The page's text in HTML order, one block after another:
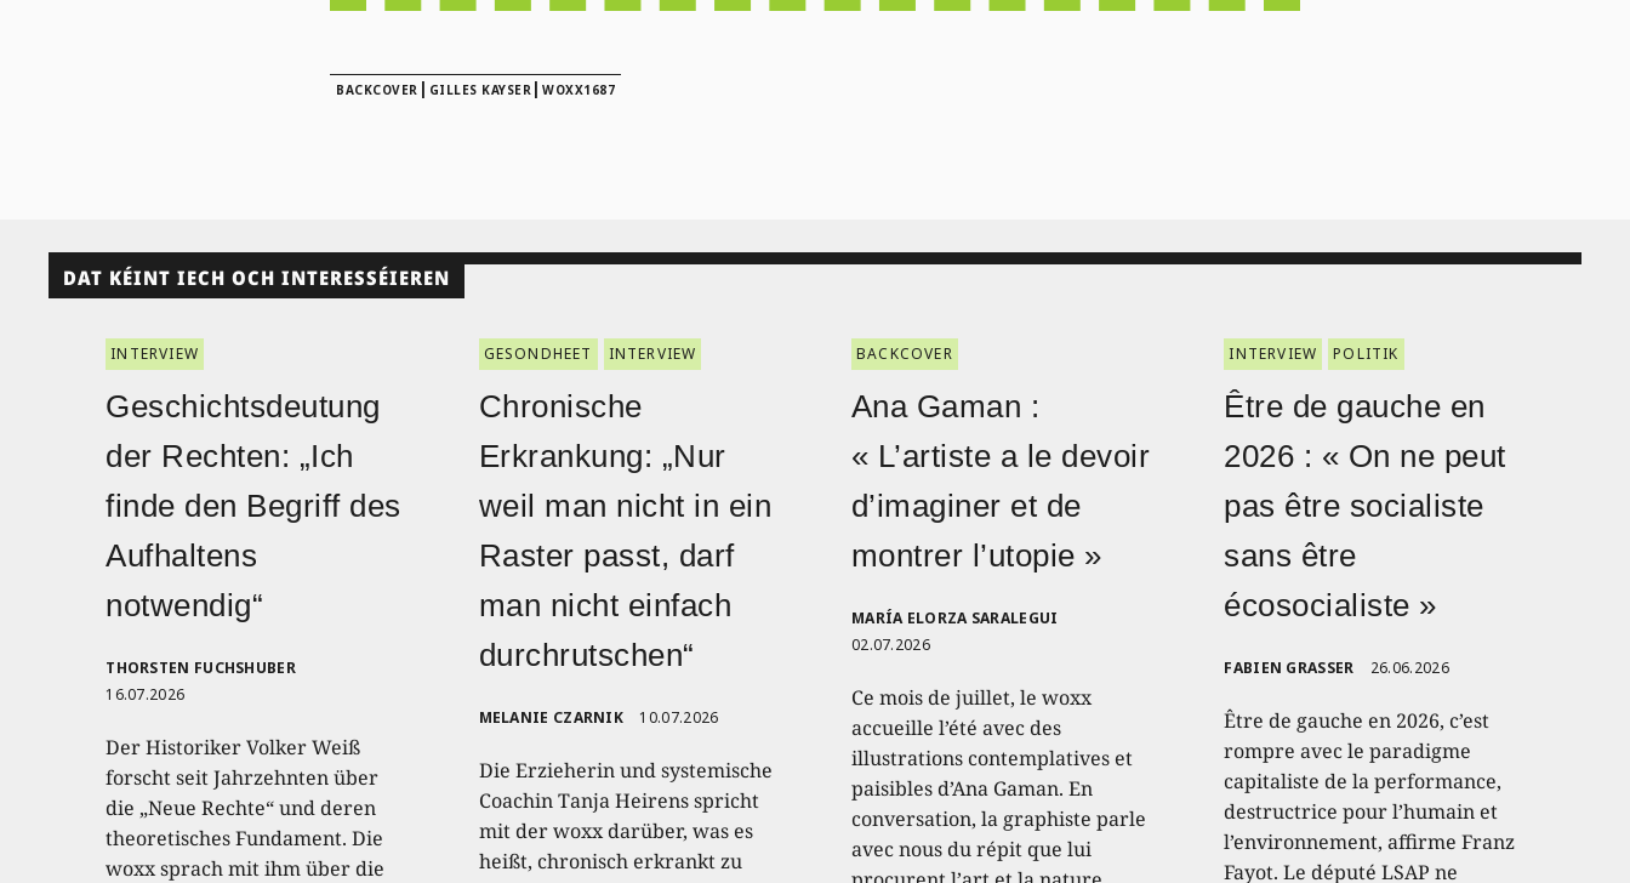
BACKCOVER | GILLES KAYSER | WOXX1687
DAT KÉINT IECH OCH INTERESSÉIEREN
INTERVIEW
Geschichtsdeutung
der Rechten: „Ich
finde den Begriff des
Aufhaltens
notwendig“
THORSTEN FUCHSHUBER
16.07.2026
Der Historiker Volker Weiß
forscht seit Jahrzehnten über
die „Neue Rechte“ und deren
theoretisches Fundament. Die
woxx sprach mit ihm über die
GESONDHEET INTERVIEW
Chronische
Erkrankung: „Nur
weil man nicht in ein
Raster passt, darf
man nicht einfach
durchrutschen“
MELANIE CZARNIK 10.07.2026
Die Erzieherin und systemische
Coachin Tanja Heirens spricht
mit der woxx darüber, was es
heißt, chronisch erkrankt zu
BACKCOVER
Ana Gaman :
« L’artiste a le devoir
d’imaginer et de
montrer l’utopie »
MARÍA ELORZA SARALEGUI
02.07.2026
Ce mois de juillet, le woxx
accueille l’été avec des
illustrations contemplatives et
paisibles d’Ana Gaman. En
conversation, la graphiste parle
avec nous du répit que lui
INTERVIEW POLITIK
Être de gauche en
2026 : « On ne peut
pas être socialiste
sans être
écosocialiste »
FABIEN GRASSER 26.06.2026
Être de gauche en 2026, c’est
rompre avec le paradigme
capitaliste de la performance,
destructrice pour l’humain et
l’environnement, affirme Franz
Fayot. Le député LSAP ne